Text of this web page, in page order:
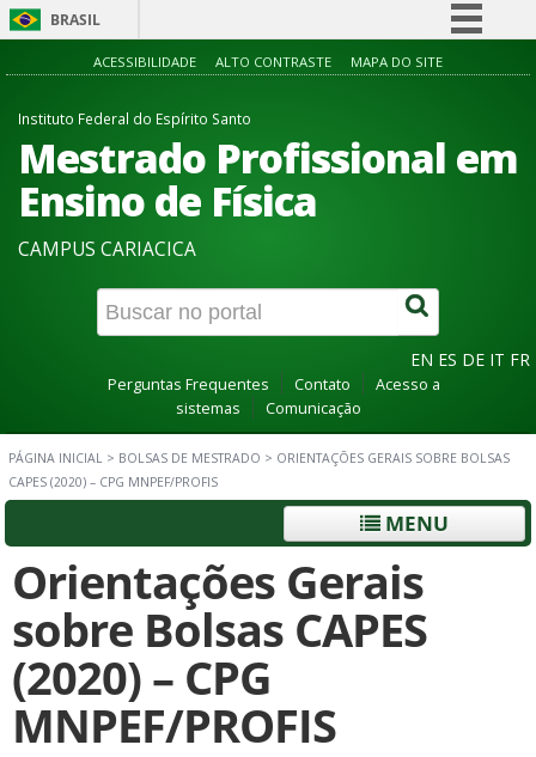
BRASIL
Simplifique!
Acesso à informação
ACESSIBILIDADE ALTO CONTRASTE MAPA DO SITE
Instituto Federal do Espírito Santo
Mestrado Profissional em
Ensino de Física
CAMPUS CARIACICA
EN ES DE IT FR
Perguntas Frequentes Contato
Acesso a
sistemas
Comunicação
PÁGINA INICIAL > BOLSAS DE MESTRADO > ORIENTAÇÕES GERAIS SOBRE BOLSAS
CAPES (2020) – CPG MNPEF/PROFIS
MENU
Orientações Gerais
sobre Bolsas CAPES
(2020) – CPG
MNPEF/PROFIS